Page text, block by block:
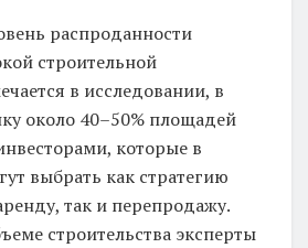
распроданности
строительной
в исследовании, в
около 40–50% площадей
которые в
выбрать как стратегию
так и перепродажу.
строительства эксперты